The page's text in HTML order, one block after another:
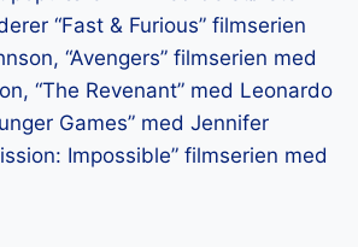
“Fast & Furious” filmserien
“Avengers” filmserien med
“The Revenant” med Leonardo
Games” med Jennifer
Impossible” filmserien med